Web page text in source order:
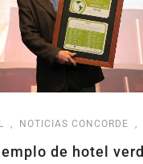
NOTICIAS CONCORDE
de hotel